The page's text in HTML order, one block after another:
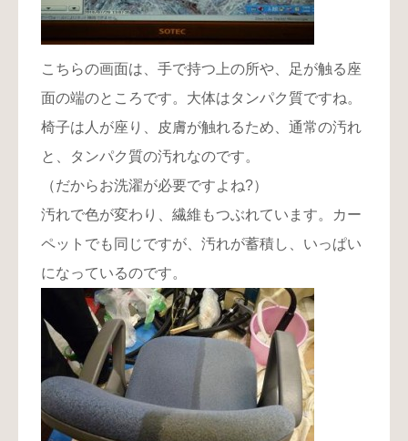
こちらの画面は、手で持つ上の所や、足が触る座
面の端のところです。大体はタンパク質ですね。
椅子は人が座り、皮膚が触れるため、通常の汚れ
と、タンパク質の汚れなのです。
（だからお洗濯が必要ですよね?）
汚れで色が変わり、繊維もつぶれています。カー
ペットでも同じですが、汚れが蓄積し、いっぱい
になっているのです。